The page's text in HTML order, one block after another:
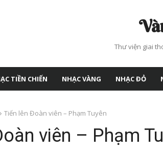
Thư viện giai
TIỀN CHIẾN NHẠC VÀNG NHẠC ĐỎ
Tiến lên Đoàn viên – Phạm Tuyên
viên – Phạm